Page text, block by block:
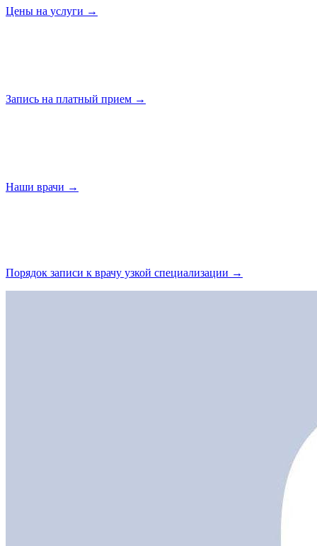
Цены на услуги →
Запись на платный прием →
Наши врачи →
Порядок записи к врачу узкой специализации →